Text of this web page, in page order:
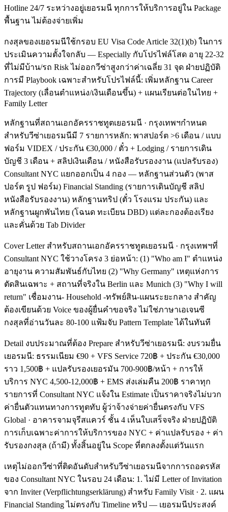
Hotline 24/7 ระหว่างอยู่เยอรมนี ทุกการให้บริการอยู่ใน Package
พื้นฐาน ไม่ต้องจ่ายเพิ่ม
กงสุลของเยอรมนีใช้กรอบ EU Visa Code Article 32(1)(b) ในการ
ประเมินความตั้งใจกลับ — Especially กับโปรไฟล์โสด อายุ 22-32
ที่ไม่มีบ้าน/รถ Risk ไม่ออกวีซ่าสูงกว่าค่าเฉลี่ย 31 จุด ฝ่ายปฏิบัติ
การมี Playbook เฉพาะสำหรับโปรไฟล์นี้: เพิ่มหลักฐาน Career
Trajectory (เลื่อนตำแหน่ง/เงินเดือนขึ้น) + แผนเรียนต่อในไทย +
Family Letter
หลักฐานที่สถานเอกอัครราชทูตเยอรมนี · กรุงเทพฯกำหนด
สำหรับวีซ่าเยอรมนีมี 7 รายการหลัก: พาสปอร์ต >6 เดือน / แบบ
ฟอร์ม VIDEX / ประกัน €30,000 / ตั๋ว + Lodging / รายการเดิน
บัญชี 3 เดือน + สลิปเงินเดือน / หนังสือรับรองงาน (แปลรับรอง)
Consultant NYC แยกออกเป็น 4 กอง — หลักฐานส่วนตัว (พาส
ปอร์ต รูป ฟอร์ม) Financial Standing (รายการเดินบัญชี สลิป
หนังสือรับรองงาน) หลักฐานทริป (ตั๋ว โรงแรม ประกัน) และ
หลักฐานผูกพันไทย (โฉนด ทะเบียน DBD) แต่ละกองต้องเรียง
และคั่นด้วย Tab Divider
Cover Letter สำหรับสถานเอกอัครราชทูตเยอรมนี · กรุงเทพฯที่
Consultant NYC ใช้วางโครง 3 ย่อหน้า: (1) "Who am I" ตำแหน่ง
อายุงาน ความสัมพันธ์กับไทย (2) "Why Germany" เหตุแห่งการ
ตัดสินเฉพาะ + สถานที่จริงใน Berlin และ Munich (3) "Why I will
return" เชื่อมงาน- Household -ทรัพย์สิน-แผนระยะกลาง สำคัญ
ต้องเขียนด้วย Voice ของผู้ยื่นคำขอจริง ไม่ใช่ภาษาเอเจนซี
กงสุลที่อ่านวันละ 80-100 แฟ้มจับ Pattern Template ได้ในทันที
Detail งบประมาณที่ต้อง Prepare สำหรับวีซ่าเยอรมนี: งบรวมยื่น
เยอรมนี: ธรรมเนียม €90 + VFS Service 720฿ + ประกัน €30,000
ราว 1,500฿ + แปลรับรองเยอรมัน 700-900฿/หน้า + การให้
บริการ NYC 4,500-12,000฿ + EMS ส่งเล่มคืน 200฿ ราคาทุก
รายการที่ Consultant NYC แจ้งใน Estimate เป็นราคาจริงไม่บวก
ค่ายื่นตัวแทนทางการทูตทับ ผู้ว่าจ้างจ่ายค่ายื่นตรงกับ VFS
Global · อาคารจามจุรีสแควร์ ชั้น 4 เห็นใบเสร็จจริง ฝ่ายปฏิบัติ
การเก็บเฉพาะค่าการให้บริการของ NYC + ค่าแปลรับรอง + ค่า
รับรองกงสุล (ถ้ามี) ทั้งสิ้นอยู่ใน Scope ที่ตกลงตั้งแต่วันแรก
เหตุไม่ออกวีซ่าที่ติดอันดับสำหรับวีซ่าเยอรมนีจากการถอดรหัส
ของ Consultant NYC ในรอบ 24 เดือน: 1. ไม่มี Letter of Invitation
จาก Inviter (Verpflichtungserklärung) สำหรับ Family Visit · 2. แผน
Financial Standing ไม่ตรงกับ Timeline ทริป — เยอรมนีประสงค์